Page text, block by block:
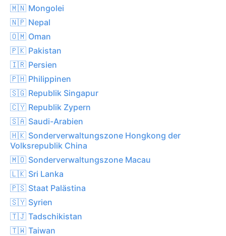
🇲🇳 Mongolei
🇳🇵 Nepal
🇴🇲 Oman
🇵🇰 Pakistan
🇮🇷 Persien
🇵🇭 Philippinen
🇸🇬 Republik Singapur
🇨🇾 Republik Zypern
🇸🇦 Saudi-Arabien
🇭🇰 Sonderverwaltungszone Hongkong der
Volksrepublik China
🇲🇴 Sonderverwaltungszone Macau
🇱🇰 Sri Lanka
🇵🇸 Staat Palästina
🇸🇾 Syrien
🇹🇯 Tadschikistan
🇹🇼 Taiwan